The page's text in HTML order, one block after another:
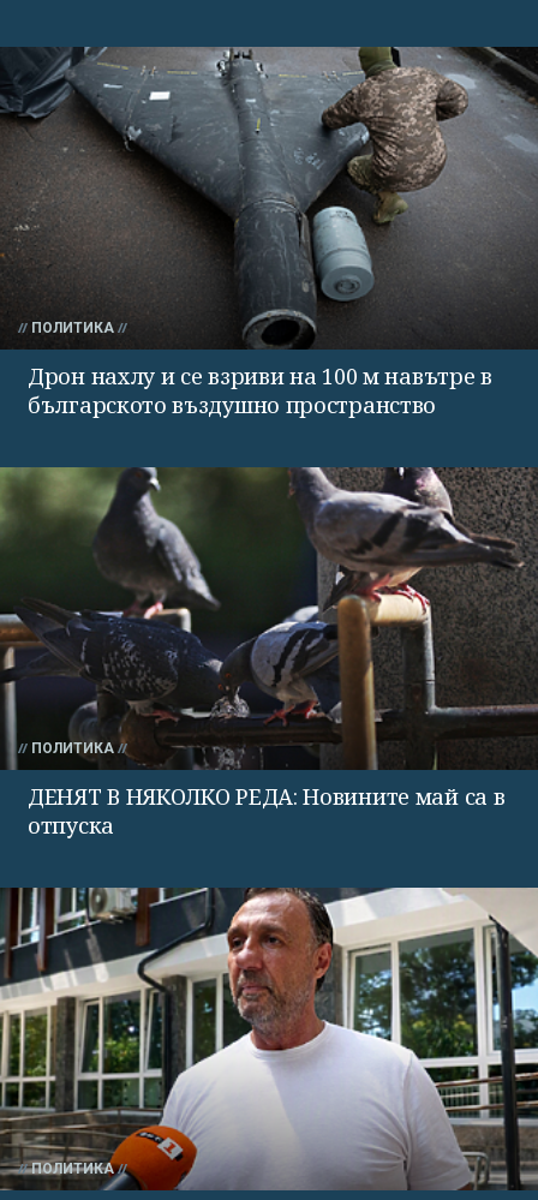
ПОЛИТИКА
Дрон нахлу и се взриви на 100 м навътре в
българското въздушно пространство
ПОЛИТИКА
ДЕНЯТ В НЯКОЛКО РЕДА: Новините май са в
отпуска
ПОЛИТИКА